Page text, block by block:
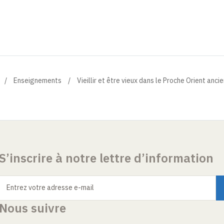
Enseignements Vieillir et être vieux dans le Proche Orient
à notre lettre d’information
Entrez votre adresse e-mail
suivre